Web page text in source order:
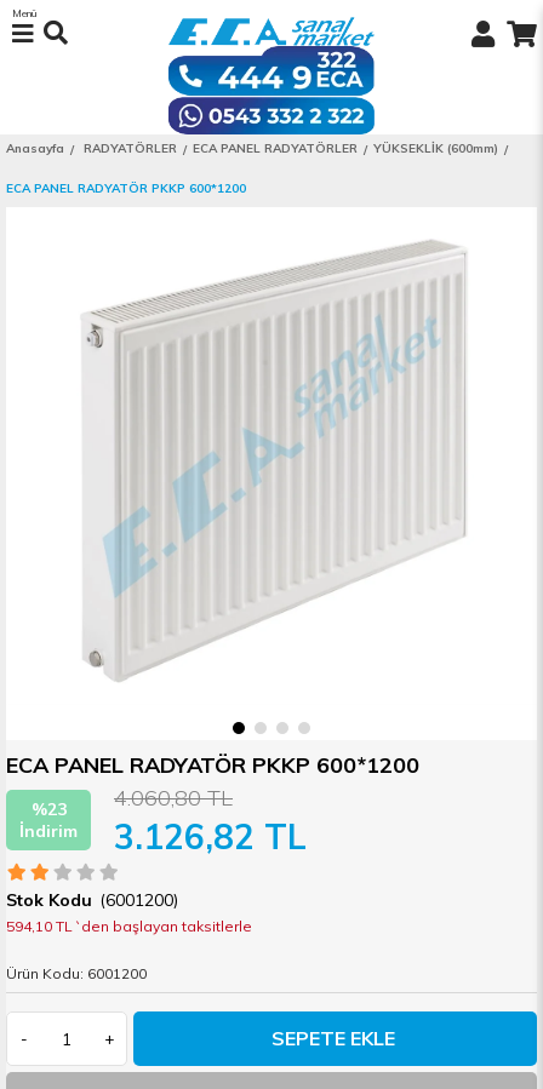
Menü
Anasayfa RADYATÖRLER ECA PANEL RADYATÖRLER YÜKSEKLİK (600mm)
ECA PANEL RADYATÖR PKKP 600*1200
ECA PANEL RADYATÖR PKKP 600*1200
%23
İndirim
4.060,80 TL
3.126,82 TL
(6001200)
594,10 TL `den başlayan taksitlerle
Ürün Kodu: 6001200
+
-